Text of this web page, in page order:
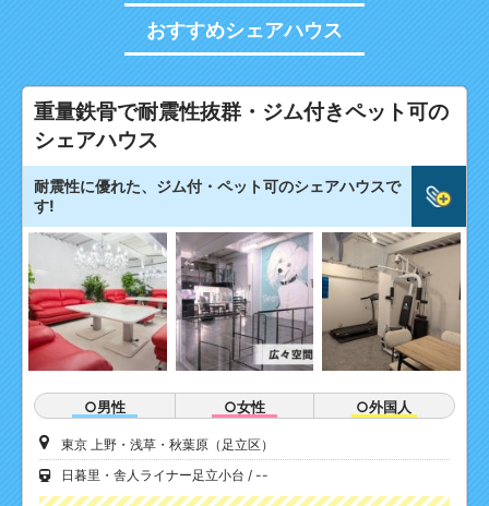
おすすめシェアハウス
重量鉄骨で耐震性抜群・ジム付きペット可の
シェアハウス
耐震性に優れた、ジム付・ペット可のシェアハウスで
す!
○男性 ○女性 ○外国人
東京 上野・浅草・秋葉原（足立区）
日暮里・舎人ライナー足立小台
--